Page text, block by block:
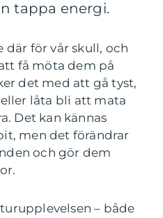
tappa energi.
där för vår skull, och
få möta dem på
det med att gå tyst,
låta bli att mata
Det kan kännas
men det förändrar
och gör dem
– både